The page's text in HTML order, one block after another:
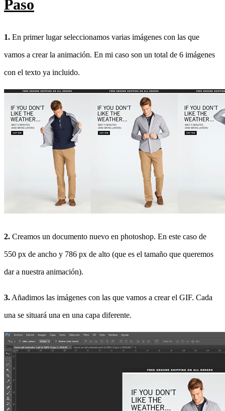
Paso
1. En primer lugar seleccionamos varias imágenes con las que
vamos a crear la animación. En mi caso son un total de 6 imágenes
con el texto ya incluido.
2. Creamos un documento nuevo en photoshop. En este caso de
550 px de ancho y 786 px de alto (que es el tamaño que queremos
dar a nuestra animación).
3. Añadimos las imágenes con las que vamos a crear el GIF. Cada
una se situará una en una capa diferente.